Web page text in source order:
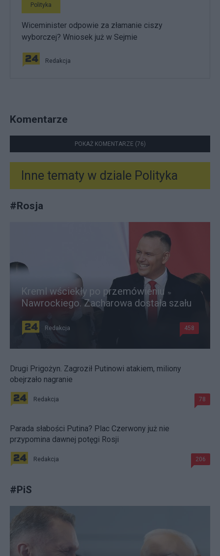
Polityka
Wiceminister odpowie za złamanie ciszy
wyborczej? Wniosek już w Sejmie
Redakcja
Komentarze
POKAŻ KOMENTARZE (76)
Inne tematy w dziale Polityka
#Rosja
Kreml wściekły po przemówieniu
Nawrockiego. Zacharowa dostała szału
Redakcja 458
Drugi Prigożyn. Zagroził Putinowi atakiem, miliony
obejrzało nagranie
Redakcja 78
Parada słabości Putina? Plac Czerwony już nie
przypomina dawnej potęgi Rosji
Redakcja 206
#PiS